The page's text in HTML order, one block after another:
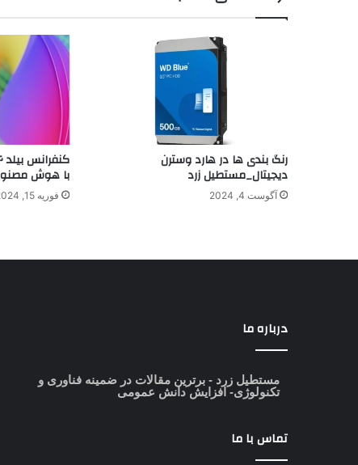
رنگ بندی‌ ها در هارد وسترن
دیجیتال_مستطیل زرد
آگوست 4, 2024
با هوش
فوریه 15, 2024
درباره ما
مستطیل زرد - برترین مقالات در ضمینه فناوری و
تکنولوژی- افزایش دانش عمومی
تماس با ما